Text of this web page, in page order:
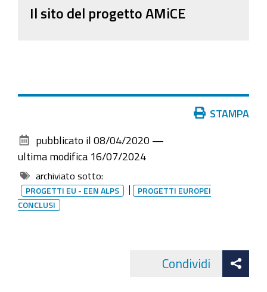
Il sito del progetto AMiCE
documento
STAMPA
pubblicato il 08/04/2020 —
ultima modifica 16/07/2024
archiviato sotto:
PROGETTI EU - EEN ALPS
PROGETTI EUROPEI
CONCLUSI
Condividi